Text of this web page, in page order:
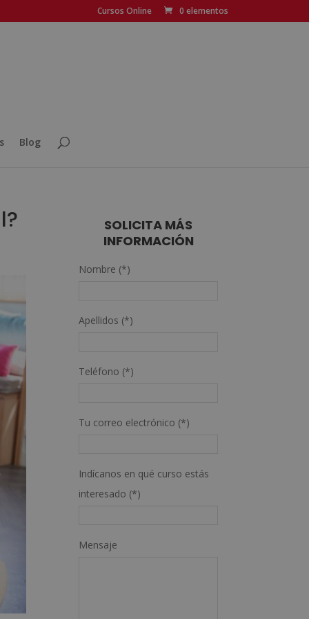
Cursos Online 0 elementos
Blog
SOLICITA MÁS
INFORMACIÓN
Nombre (*)
Apellidos (*)
Teléfono (*)
Tu correo electrónico (*)
Indícanos en qué curso estás
interesado (*)
Mensaje